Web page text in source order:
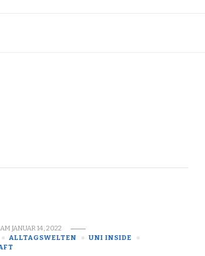
AMJANUAR 14, 2022
ALLTAGSWELTEN
UNI INSIDE